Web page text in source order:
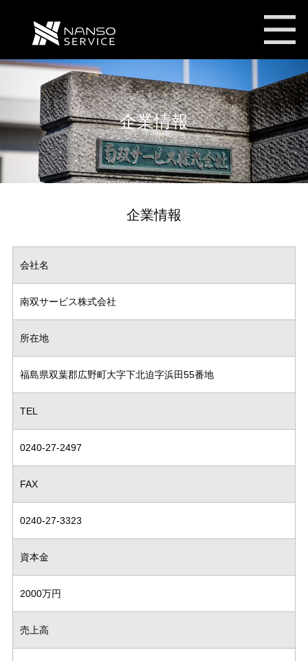
企業情報
企業情報
会社名
南双サービス株式会社
所在地
福島県双葉郡広野町大字下北迫字浜田55番地
TEL
0240-27-2497
FAX
0240-27-3323
資本金
2000万円
売上高